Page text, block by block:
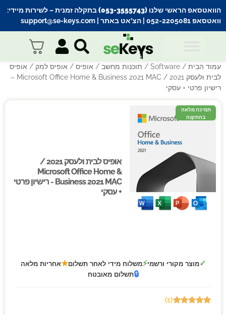
הוואטסאפ הראשי שלנו (053-3555743) בתקלה זמנית
– לשירות מיידי:
וואטסאפ 052-2205081
| הצ’אט באתר | support@se-keys.com
עמוד הבית /
Software
/ תוכנות מחשב / אופיס / אופיס למק / אופיס
לבית ולעסק 2021 / Microsoft Office Home & Business 2021 MAC –
רישיון פרטי + עסקי
אופיס לבית ולעסק 2021 /
Microsoft Office Home &
Business 2021 MAC - רישיון פרטי
+ עסקי
אופיס לבית ולעסק 2021 /
Microsoft Office Home &
Business 2021 MAC - רישיון פרטי
+ עסקי
תמיכה מלאה
בהתקנה
✓מוצר מקורי ורשמי⚡משלוח מידי לאחר תשלום★אחריות מלאה
🔒תשלום מאובטח
(1)